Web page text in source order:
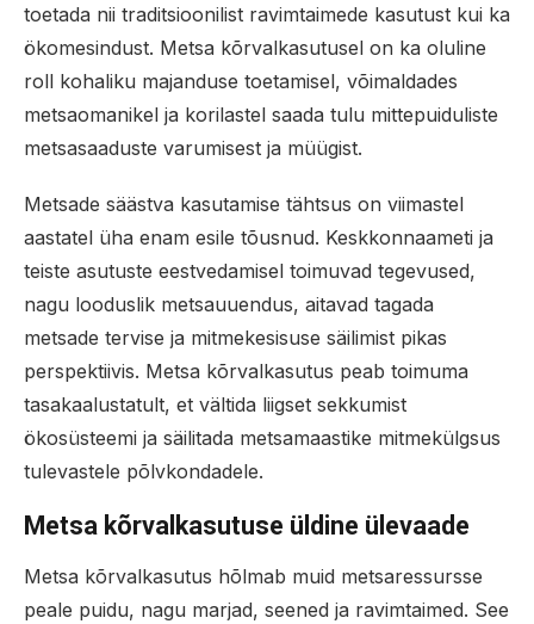
toetada nii traditsioonilist ravimtaimede kasutust kui ka
ökomesindust. Metsa kõrvalkasutusel on ka oluline
roll kohaliku majanduse toetamisel, võimaldades
metsaomanikel ja korilastel saada tulu mittepuiduliste
metsasaaduste varumisest ja müügist.
Metsade säästva kasutamise tähtsus on viimastel
aastatel üha enam esile tõusnud. Keskkonnaameti ja
teiste asutuste eestvedamisel toimuvad tegevused,
nagu looduslik metsauuendus, aitavad tagada
metsade tervise ja mitmekesisuse säilimist pikas
perspektiivis. Metsa kõrvalkasutus peab toimuma
tasakaalustatult, et vältida liigset sekkumist
ökosüsteemi ja säilitada metsamaastike mitmekülgsus
tulevastele põlvkondadele.
Metsa kõrvalkasutuse üldine ülevaade
Metsa kõrvalkasutus hõlmab muid metsaressursse
peale puidu, nagu marjad, seened ja ravimtaimed. See